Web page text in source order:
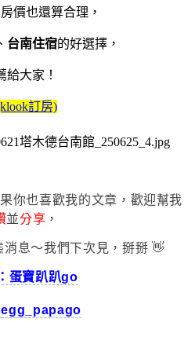
價也還算合理，
、 台南住宿的好選擇，
給大家！
訂房)
你也喜歡我的文章，歡迎幫我
並分享 ，
消息～我們下次見，掰掰 👋
蛋寶趴趴go
egg_papago